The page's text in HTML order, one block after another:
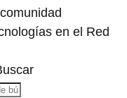
en el Red